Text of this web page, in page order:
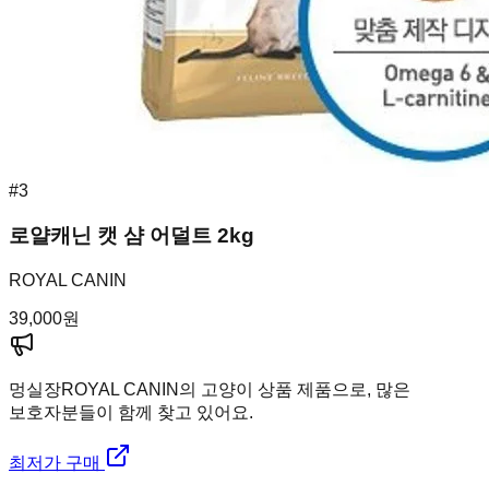
#3
로얄캐닌 캣 샴 어덜트 2kg
ROYAL CANIN
39,000원
멍실장ROYAL CANIN의 고양이 상품 제품으로, 많은
보호자분들이 함께 찾고 있어요.
최저가 구매